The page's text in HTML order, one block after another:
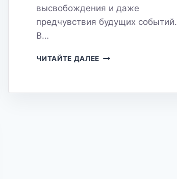
высвобождения и даже
предчувствия будущих событий.
В…
ЧИТАЙТЕ ДАЛЕЕ ДОЖДЬ